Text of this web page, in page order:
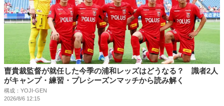
曺貴裁監督が就任した今季の浦和レッズはどうなる？ 識者2人
がキャンプ・練習・プレシーズンマッチから読み解く
構成：YOJI-GEN
2026/8/6 12:15